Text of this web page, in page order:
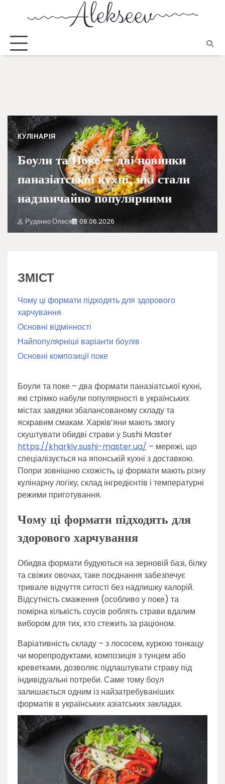
КУЛІНАРІЯ
Боули та Поке – дві новинки
паназіатської кухні, які стали
надзвичайно популярними
Руденко Олеся 08.06.2026
ЗМІСТ
Чому ці формати підходять для здорового
харчування
Основні відмінності
Найпопулярніші варіанти боулів
Основні композиції поке
Боули та поке – два формати паназіатської кухні,
які стрімко набули популярності в українських
містах завдяки збалансованому складу та
яскравим смакам. Харків’яни мають змогу
скуштувати обидві страви у Sushi Master
https://kharkiv.sushi-master.ua/ – мережі, що
спеціалізується на японській кухні з доставкою.
Попри зовнішню схожість, ці формати мають різну
кулінарну логіку, склад інгредієнтів і температурні
режими приготування.
Чому ці формати підходять для
здорового харчування
Обидва формати будуються на зерновій базі, білку
та свіжих овочах, таке поєднання забезпечує
тривале відчуття ситості без надлишку калорій.
Відсутність смаження (особливо у поке) та
помірна кількість соусів роблять страви вдалим
вибором для тих, хто стежить за раціоном.
Варіативність складу – з лососем, куркою тонкацу
чи морепродуктами, композиція з тунцем або
креветками, дозволяє підлаштувати страву під
індивідуальні потреби. Саме тому боул
залишається одним із найзатребуваніших
форматів в українських азіатських закладах.